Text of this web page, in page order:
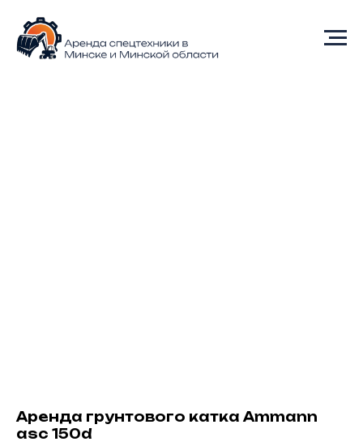
Аренда грунтового катка Ammann
asc 150d